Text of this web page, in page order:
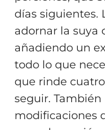
días siguientes.
adornar la suya
añadiendo un
todo lo que
que rinde
seguir.
modificaciones